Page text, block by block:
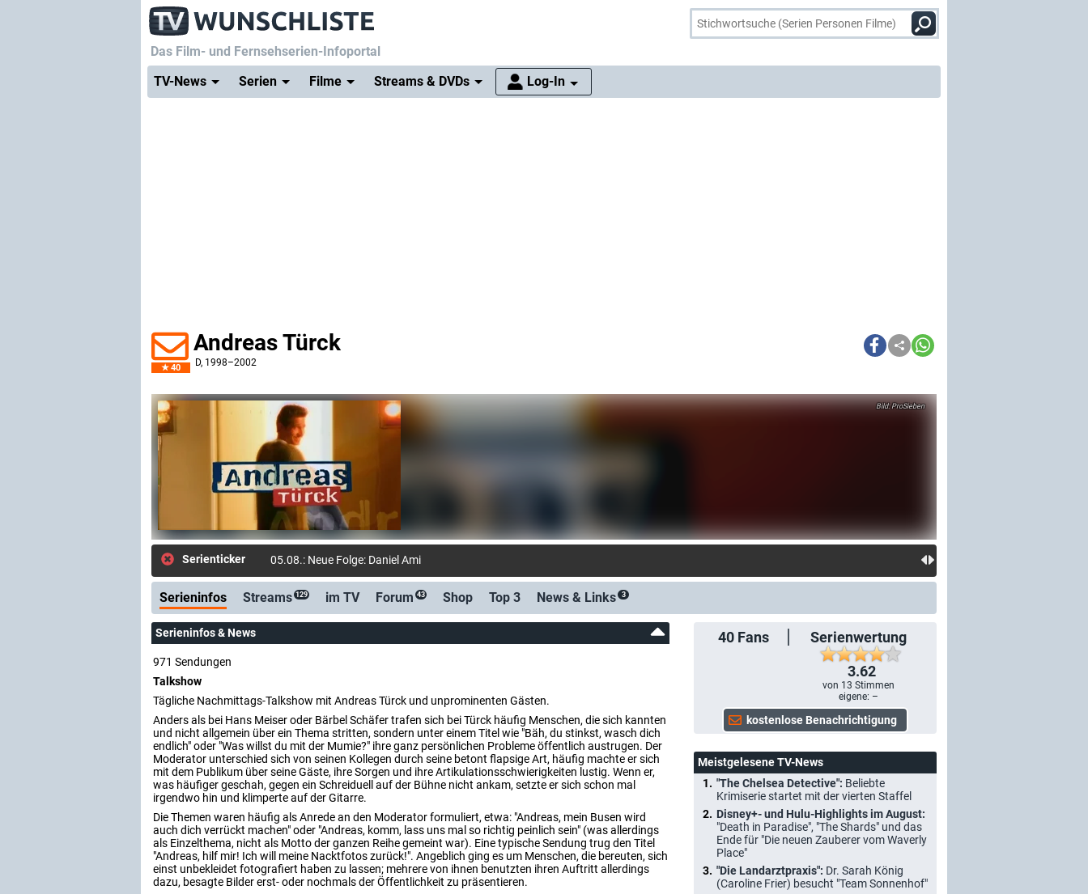
Das Film- und Fernsehserien-Infoportal
TV-News
Serien Filme Streams & DVDs Log-In
40
Andreas Türck
D, 1998–2002
ProSieben
Serienticker 05.08.: Neue Folge: Daniel Aminati früher! So sah der Moderator in den 1990er
Serieninfos Streams 129 im TV Forum 43 Shop Top 3 News & Links 3
40 Fans
Serienwertung
3.62
von 13 Stimmen
eigene: –
Serieninfos & News
971 Sendungen
Talkshow
Tägliche Nachmittags-Talkshow mit Andreas Türck und unprominenten Gästen.
Anders als bei Hans Meiser oder Bärbel Schäfer trafen sich bei Türck häufig Menschen, die sich kannten
und nicht allgemein über ein Thema stritten, sondern unter einem Titel wie "Bäh, du stinkst, wasch dich
endlich" oder "Was willst du mit der Mumie?" ihre ganz persönlichen Probleme öffentlich austrugen. Der
Moderator unterschied sich von seinen Kollegen durch seine betont flapsige Art, häufig machte er sich
mit dem Publikum über seine Gäste, ihre Sorgen und ihre Artikulationsschwierigkeiten lustig. Wenn er,
was häufiger geschah, gegen ein Schreiduell auf der Bühne nicht ankam, setzte er sich schon mal
irgendwo hin und klimperte auf der Gitarre.
Die Themen waren häufig als Anrede an den Moderator formuliert, etwa: "Andreas, mein Busen wird
auch dich verrückt machen" oder "Andreas, komm, lass uns mal so richtig peinlich sein" (was allerdings
als Einzelthema, nicht als Motto der ganzen Reihe gemeint war). Eine typische Sendung trug den Titel
"Andreas, hilf mir! Ich will meine Nacktfotos zurück!". Angeblich ging es um Menschen, die bereuten, sich
einst unbekleidet fotografiert haben zu lassen; mehrere von ihnen benutzten ihren Auftritt allerdings
dazu, besagte Bilder erst- oder nochmals der Öffentlichkeit zu präsentieren.
Meistgelesene TV-News
"The Chelsea Detective": Beliebte
Krimiserie startet mit der vierten Staffel
Disney+- und Hulu-Highlights im August:
"Death in Paradise", "The Shards" und das
Ende für "Die neuen Zauberer vom Waverly
Place"
"Die Landarztpraxis": Dr. Sarah König
(Caroline Frier) besucht "Team Sonnenhof"